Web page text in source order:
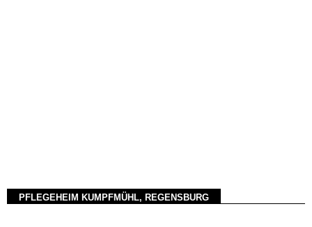
PFLEGEHEIM KUMPFMÜHL, REGENSBURG